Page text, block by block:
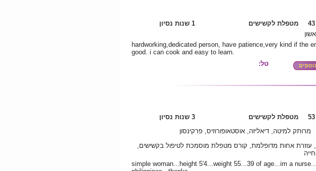
מטפלת לקשישים
1 שנות נסיון
hardworking,dedicated person, have patience,very kind if the
good. i can cook and easy to learn.
טל:
מטפלת לקשישים
3 שנות נסיון
מרותק למיטה, דיאליזה, אוסטאופורוזיס, פרקינסון
עוזרת אחות מדופלמת, קורס מטפלת מוסמכת לטיפול בקשישים,
simple woman...height 5'4...weight 55...39 of age...im a